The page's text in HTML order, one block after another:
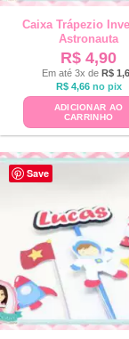
Caixa Trápezio
Astronauta
R$ 4,90
Em até 3x de R$
R$4,66 no pix
ADICIONAR AO
CARRINHO
Save